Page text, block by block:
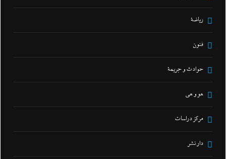
رياضة
فنون
حوادث و جريمة
هو و هي
مركز دراسات
دار نشر